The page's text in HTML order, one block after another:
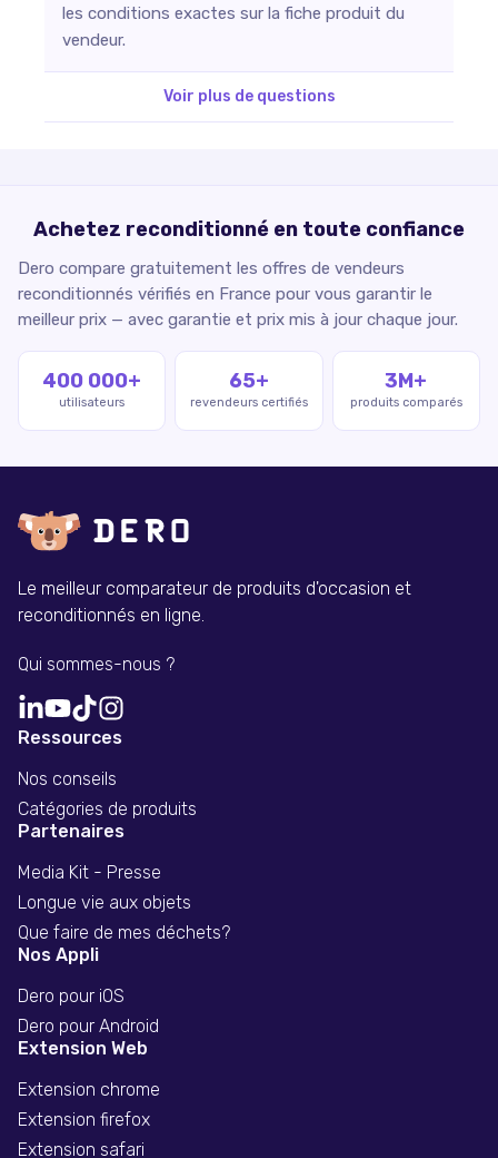
les conditions exactes sur la fiche produit du
vendeur.
Voir plus de questions
Achetez reconditionné en toute confiance
Dero compare gratuitement les offres de vendeurs
reconditionnés vérifiés en France pour vous garantir le
meilleur prix — avec garantie et prix mis à jour chaque jour.
400 000+
utilisateurs
65+
revendeurs certifiés
3M+
produits comparés
Le meilleur comparateur de produits d'occasion et
reconditionnés en ligne.
Qui sommes-nous ?
Ressources
Nos conseils
Catégories de produits
Partenaires
Media Kit - Presse
Longue vie aux objets
Que faire de mes déchets?
Nos Appli
Dero pour iOS
Dero pour Android
Extension Web
Extension chrome
Extension firefox
Extension safari